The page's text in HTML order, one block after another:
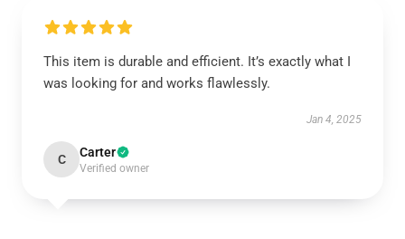
This item is durable and efficient. It’s exactly what I
was looking for and works flawlessly.
Jan 4, 2025
C Carter
Verified owner